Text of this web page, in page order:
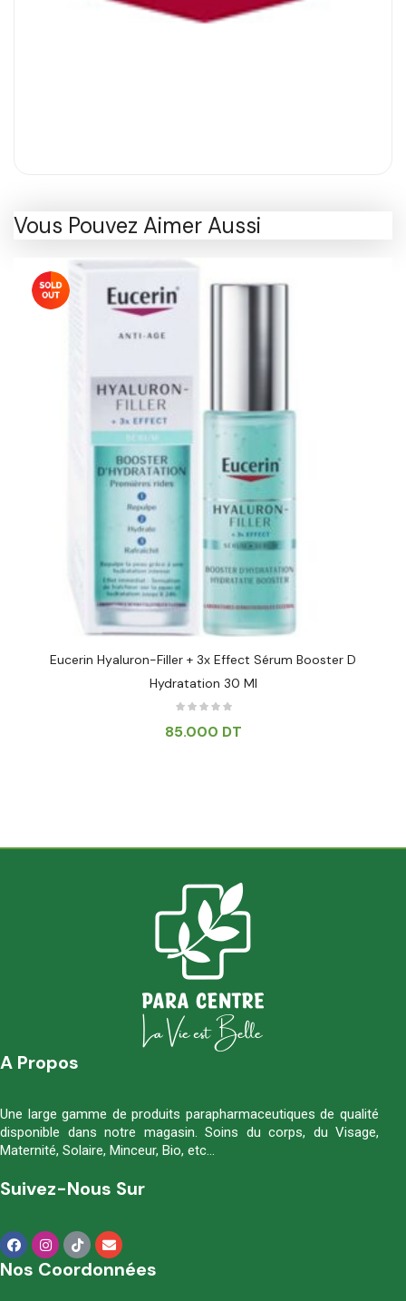
Vous Pouvez Aimer Aussi
Eucerin Hyaluron-Filler + 3x Effect Sérum Booster D
Hydratation 30 Ml
85.000 DT
A Propos
Une large gamme de produits parapharmaceutiques de qualité
disponible dans notre magasin. Soins du corps, du Visage,
Maternité, Solaire, Minceur, Bio, etc…
Suivez-Nous Sur
Nos Coordonnées